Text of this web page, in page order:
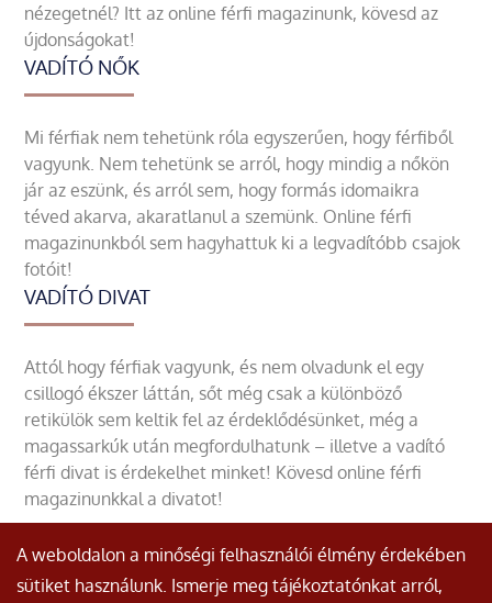
nézegetnél? Itt az online férfi magazinunk, kövesd az
újdonságokat!
VADÍTÓ NŐK
Mi férfiak nem tehetünk róla egyszerűen, hogy férfiből
vagyunk. Nem tehetünk se arról, hogy mindig a nőkön
jár az eszünk, és arról sem, hogy formás idomaikra
téved akarva, akaratlanul a szemünk. Online férfi
magazinunkból sem hagyhattuk ki a legvadítóbb csajok
fotóit!
VADÍTÓ DIVAT
Attól hogy férfiak vagyunk, és nem olvadunk el egy
csillogó ékszer láttán, sőt még csak a különböző
retikülök sem keltik fel az érdeklődésünket, még a
magassarkúk után megfordulhatunk – illetve a vadító
férfi divat is érdekelhet minket! Kövesd online férfi
magazinunkkal a divatot!
A weboldalon a minőségi felhasználói élmény érdekében
sütiket használunk. Ismerje meg tájékoztatónkat arról,